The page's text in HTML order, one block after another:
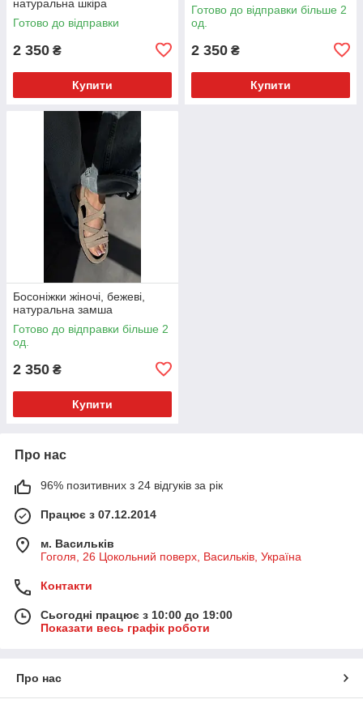
натуральна шкіра
Готово до відправки
2 350 ₴
Купити
Готово до відправки більше 2
од.
2 350 ₴
Купити
Босоніжки жіночі, бежеві,
натуральна замша
Готово до відправки більше 2
од.
2 350 ₴
Купити
Про нас
96% позитивних з 24 відгуків за рік
Працює з 07.12.2014
м. Васильків
Гоголя, 26 Цокольний поверх, Васильків, Україна
Контакти
Сьогодні працює з 10:00 до 19:00
Показати весь графік роботи
Про нас